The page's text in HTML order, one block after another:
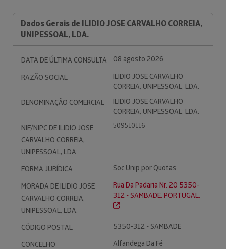
Dados Gerais de ILIDIO JOSE CARVALHO CORREIA,
UNIPESSOAL, LDA.
DATA DE ÚLTIMA CONSULTA
08 agosto 2026
RAZÃO SOCIAL
ILIDIO JOSE CARVALHO
CORREIA, UNIPESSOAL, LDA.
DENOMINAÇÃO COMERCIAL
ILIDIO JOSE CARVALHO
CORREIA, UNIPESSOAL, LDA.
NIF/NIPC DE ILIDIO JOSE
CARVALHO CORREIA,
UNIPESSOAL, LDA.
509510116
FORMA JURÍDICA
Soc.Unip.por Quotas
MORADA DE ILIDIO JOSE
CARVALHO CORREIA,
UNIPESSOAL, LDA.
Rua Da Padaria Nr. 20 5350-
312 - SAMBADE. PORTUGAL.
CÓDIGO POSTAL
5350-312 - SAMBADE
CONCELHO
Alfandega Da Fé